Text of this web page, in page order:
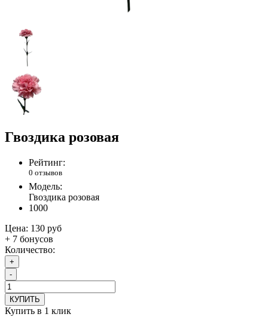
Гвоздика розовая
Рейтинг:
0 отзывов
Модель:
Гвоздика розовая
1000
Цена: 130 руб
+ 7 бонусов
Количество:
+
-
КУПИТЬ
Купить в 1 клик